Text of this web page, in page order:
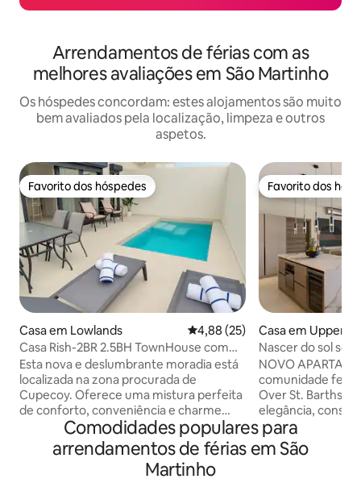
Arrendamentos de férias com as
melhores avaliações em São Martinho
Os hóspedes concordam: estes alojamentos são muito
bem avaliados pela localização, limpeza e outros
aspetos.
Favorito dos hóspedes
Favorito dos hóspedes
Casa em Lowlands Classificação média de 4,88
4,88 (25)
Casa Rish-2BR 2.5BH TownHouse com
piscina em Cupecoy
Esta nova e deslumbrante moradia está
localizada na zona procurada de
Cupecoy. Oferece uma mistura perfeita
de conforto, conveniência e charme
caribenho para uma estadia memorável.
Esta casa tornará realidade as suas férias
de sonho nas Caraíbas. Fica a uma curta
distância a pé da praia de Cupecoy. Tem
Favorito dos
Favorito dos
Casa em Upper
Nascer do sol
NOVO
comunidade
Over St. Barths" é
elegância,
vista para o
Desfrute do
manhãs nesta
Comodidades populares para
arrendamentos de férias em São
Martinho